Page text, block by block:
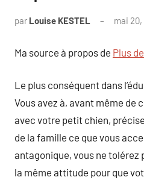
par Louise KESTEL mai 20,
Ma source à propos de Plus
Le plus conséquent dans
Vous avez à, avant même de
avec votre petit chien,
de la famille ce que vous
antagonique, vous ne tolérez
la même attitude pour que